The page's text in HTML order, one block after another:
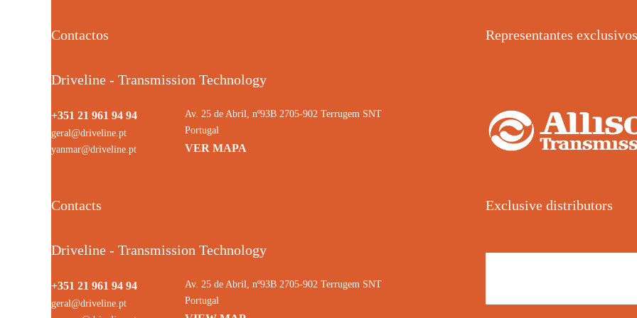
Contactos
Driveline - Transmission Technology
+351 21 961 94 94
geral@driveline.pt
yanmar@driveline.pt
Av. 25 de Abril, nº93B 2705-902 Terrugem SNT
Portugal
VER MAPA
Representantes exclusivos
Contacts
Driveline - Transmission Technology
+351 21 961 94 94
geral@driveline.pt
Av. 25 de Abril, nº93B 2705-902 Terrugem SNT
Portugal
Exclusive distributors